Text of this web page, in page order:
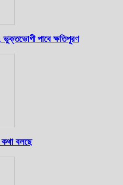
ভুক্তভোগী পাবে ক্ষতিপূরণ
কথা বলছে